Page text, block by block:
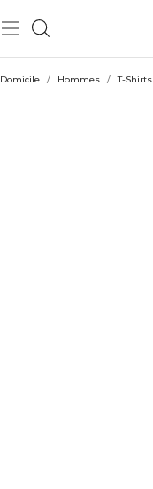
Domicile / Hommes / T-Shirts